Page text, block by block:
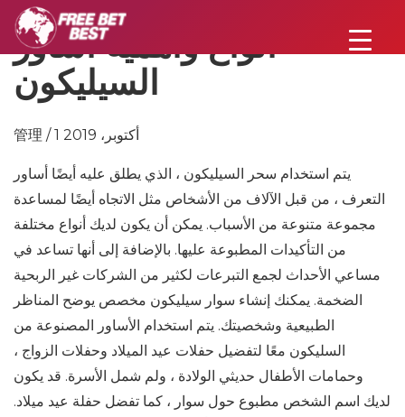
أنواع وأهمية أساور
السيليكون
管理 / 1 أكتوبر، 2019
يتم استخدام سحر السيليكون ، الذي يطلق عليه أيضًا أساور
التعرف ، من قبل الآلاف من الأشخاص مثل الاتجاه أيضًا لمساعدة
مجموعة متنوعة من الأسباب. يمكن أن يكون لديك أنواع مختلفة
من التأكيدات المطبوعة عليها. بالإضافة إلى أنها تساعد في
مساعي الأحداث لجمع التبرعات لكثير من الشركات غير الربحية
الضخمة. يمكنك إنشاء سوار سيليكون مخصص يوضح المناظر
الطبيعية وشخصيتك. يتم استخدام الأساور المصنوعة من
السليكون معًا لتفضيل حفلات عيد الميلاد وحفلات الزواج ،
وحمامات الأطفال حديثي الولادة ، ولم شمل الأسرة. قد يكون
لديك اسم الشخص مطبوع حول سوار ، كما تفضل حفلة عيد ميلاد.